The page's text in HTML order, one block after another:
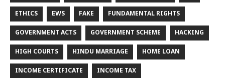
ETHICS EWS FAKE FUNDAMENTAL RIGHTS
GOVERNMENT ACTS GOVERNMENT SCHEME HACKING
HIGH COURTS HINDU MARRIAGE HOME LOAN
INCOME CERTIFICATE INCOME TAX